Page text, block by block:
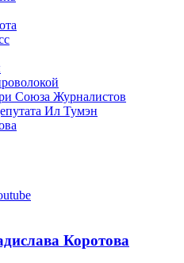
Союза Журналистов
Ил Тумэн
Коротова